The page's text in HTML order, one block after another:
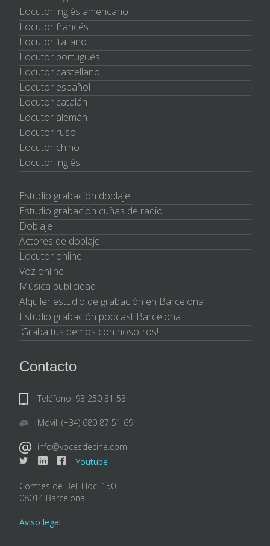
Locutor inglés americano
Locutor francés
Locutor italiano
Locutor portugués
Locutor castellano
Locutor español
Locutor catalán
Locutor alemán
Locutor ruso
Locutor chino
Locutor inglés
Estudio grabación doblaje
Estudio grabación cuñas de radio
Doblaje
Actores de doblaje
Locutor online
Voz online
Música publicidad
Alquiler estudio de grabación en Barcelona
Estudio grabación podcast Barcelona
¡Graba tus demos con nosotros!
Contacto
Teléfono: 93 250 31 53
Móvil: (+34) 680 87 51 69
info@vocesdecine.com
Youtube
Comtes de Bell Lloc, 150
08014 Barcelona
Aviso legal